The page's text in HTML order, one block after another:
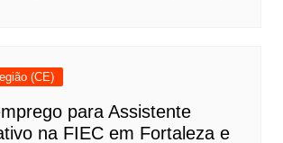
(CE)
para Assistente
na FIEC em Fortaleza e